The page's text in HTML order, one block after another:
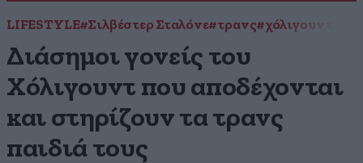
LIFESTYLE#Σιλβέστερ Σταλόνε#τρανς#χόλιγουντ
Διάσημοι γονείς του
Χόλιγουντ που αποδέχονται
και στηρίζουν τα τρανς
παιδιά τους